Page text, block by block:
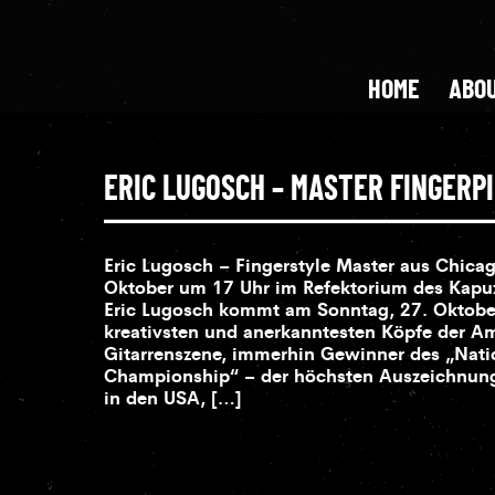
HOME
ERIC LUGOSCH – MASTER
Eric Lugosch – Fingerstyle Master aus
Oktober um 17 Uhr im Refektorium des
Eric Lugosch kommt am Sonntag, 27.
kreativsten und anerkanntesten Köpfe der
Gitarrenszene, immerhin Gewinner des
Championship“ – der höchsten
in den USA, […]
Eric Lugosch – Fingerstyle Master aus
Oktober um 17 Uhr im Refektorium des